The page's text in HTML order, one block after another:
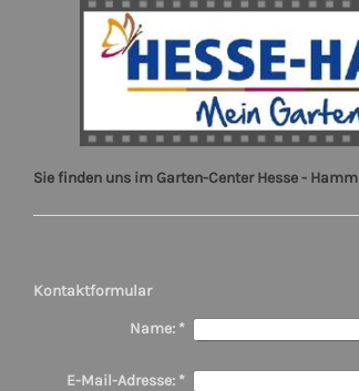
Sie finden uns im Garten-Center Hesse - Hamm
Kontaktformular
Name: *
E-Mail-Adresse: *